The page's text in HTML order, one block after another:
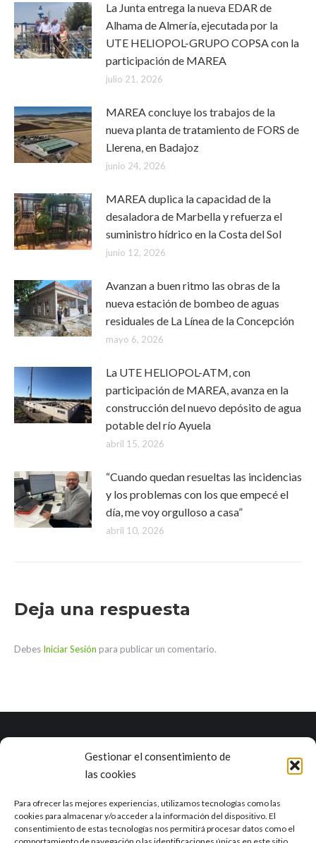
Gestionar el consentimiento de
las cookies
Para ofrecer las mejores experiencias, utilizamos tecnologías como las
cookies para almacenar y/o acceder a la información del dispositivo. El
consentimiento de estas tecnologías nos permitirá procesar datos como el
La Junta entrega la nueva EDAR de
Alhama de Almería, ejecutada por la
UTE HELIOPOL-GRUPO COPSA con la
participación de MAREA
julio 21, 2026
MAREA concluye los trabajos de la
nueva planta de tratamiento de FORS de
Llerena, en Badajoz
junio 24, 2026
MAREA duplica la capacidad de la
desaladora de Marbella y refuerza el
suministro hídrico en la Costa del Sol
junio 12, 2026
Avanzan a buen ritmo las obras de la
nueva estación de bombeo de aguas
residuales de La Línea de la Concepción
mayo 6, 2026
La UTE HELIOPOL-ATM, con
participación de MAREA, avanza en la
construcción del nuevo depósito de agua
potable del río Ayuela
abril 15, 2026
“Cuando quedan resueltas las incidencias
y los problemas con los que empecé el
día, me voy orgulloso a casa”
abril 10, 2026
Deja una respuesta
Debes Iniciar Sesión para publicar un comentario.
Marea es una empresa con una dilatada experiencia en el ciclo
integral del agua y otros campos como la industria, la agricultura, el
Delegación de Sevilla